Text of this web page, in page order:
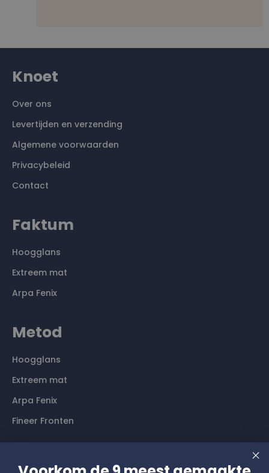
Knoet
Over ons
Levertijden en verzending
Algemene voorwaarden
Privacybeleid
Contact
Faktum
Hoogglans
Extreem mat
Arpa Fenix
Metod
Hoogglans
Extreem mat
Arpa Fenix
Fineer Fronten
Contact